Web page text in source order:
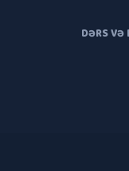
DƏRS VƏ